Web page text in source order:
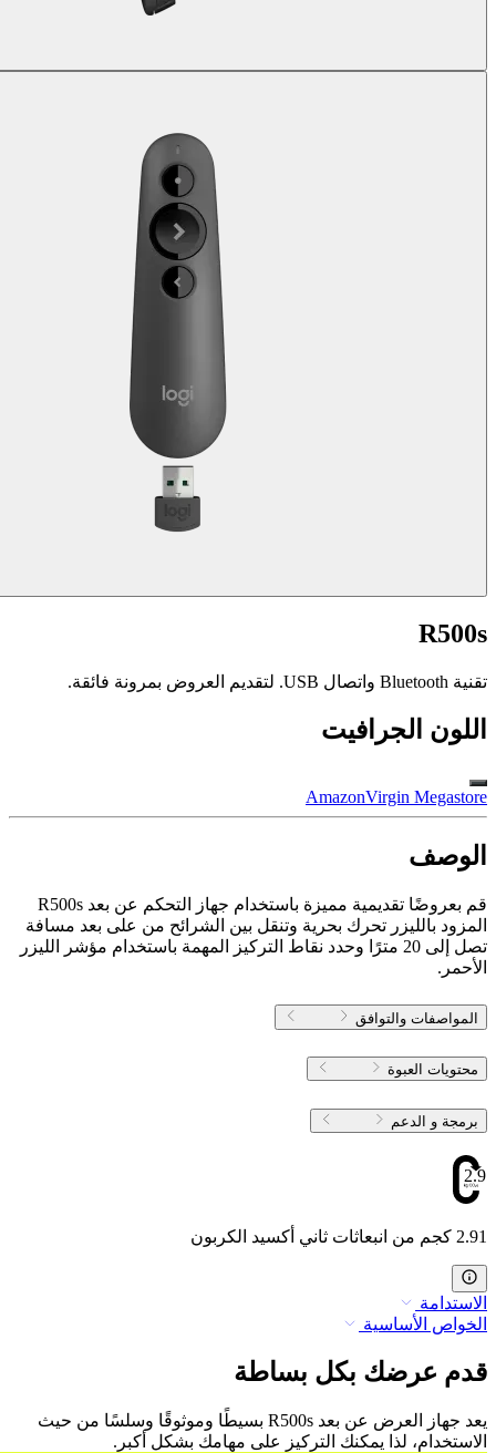
R500s
تقنية Bluetooth واتصال USB. لتقديم العروض بمرونة فائقة.
اللون الجرافيت
AmazonVirgin Megastore​
الوصف
قم بعروضًا تقديمية مميزة باستخدام جهاز التحكم عن بعد R500s
المزود بالليزر تحرك بحرية وتنقل بين الشرائح من على بعد مسافة
تصل إلى 20 مترًا وحدد نقاط التركيز المهمة باستخدام مؤشر الليزر
الأحمر.
المواصفات والتوافق
محتويات العبوة
برمجة و الدعم
2.91
2.91 كجم من انبعاثات ثاني أكسيد الكربون
الاستدامة
الخواص الأساسية
قدم عرضك بكل بساطة
يعد جهاز العرض عن بعد R500s بسيطًا وموثوقًا وسلسًا من حيث
الاستخدام، لذا يمكنك التركيز على مهامك بشكل أكبر.